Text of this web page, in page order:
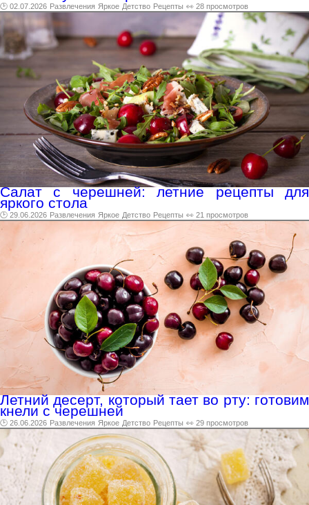
🕑 02.07.2026 Развлечения Яркое Детство Рецепты 👀 28 просмотров
Салат с черешней: летние рецепты для
яркого стола
🕑 29.06.2026 Развлечения Яркое Детство Рецепты 👀 21 просмотров
Летний десерт, который тает во рту: готовим
кнели с черешней
🕑 26.06.2026 Развлечения Яркое Детство Рецепты 👀 29 просмотров